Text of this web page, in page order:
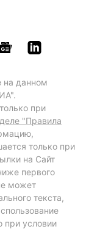
на данном
при
"Правила
только при
на Сайт
первого
может
текста,
при условии